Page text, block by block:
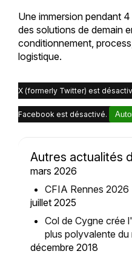
Une immersion pendant
des solutions de demain
conditionnement,
logistique.
X (formerly Twitter) est
Facebook est désactivé.
Autres actualités
mars 2026
CFIA Rennes 2026
juillet 2025
Col de Cygne crée
plus polyvalente
décembre 2018